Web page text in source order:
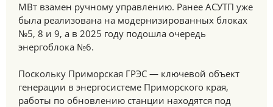
МВт взамен ручному управлению. Ранее АСУТП уже
была реализована на модернизированных блоках
№5, 8 и 9, а в 2025 году подошла очередь
энергоблока №6.
Поскольку Приморская ГРЭС — ключевой объект
генерации в энергосистеме Приморского края,
работы по обновлению станции находятся под